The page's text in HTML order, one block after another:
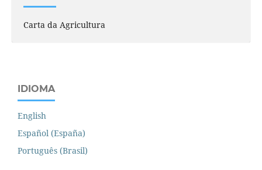
Carta da Agricultura
IDIOMA
English
Español (España)
Português (Brasil)